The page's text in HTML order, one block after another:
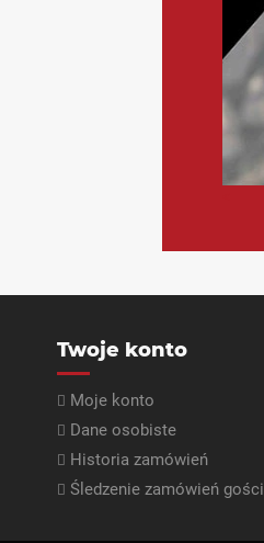
Twoje konto
Moje konto
Dane osobiste
Historia zamówień
Śledzenie zamówień gości